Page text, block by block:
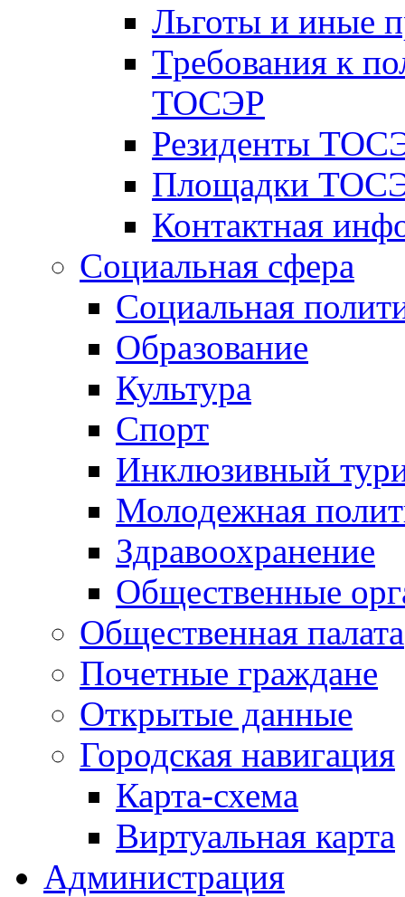
Льготы и иные
Требования к
ТОСЭР
Резиденты
Площадки
Контактная
Социальная сфера
Социальная
Образование
Культура
Спорт
Инклюзивный
Молодежная
Здравоохранение
Общественные
Общественная палата
Почетные граждане
Открытые данные
Городская навигация
Карта-схема
Виртуальная карта
Администрация